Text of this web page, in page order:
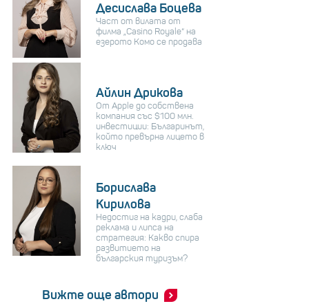
Десислава Боцева
Част от вилата от
филма „Casino Royale“ на
езерото Комо се продава
Айлин Дрикова
От Apple до собствена
компания със $100 млн.
инвестиции: Българинът,
който превърна лицето в
ключ
Борислава
Кирилова
Недостиг на кадри, слаба
реклама и липса на
стратегия: Какво спира
развитието на
българския туризъм?
Вижте още автори